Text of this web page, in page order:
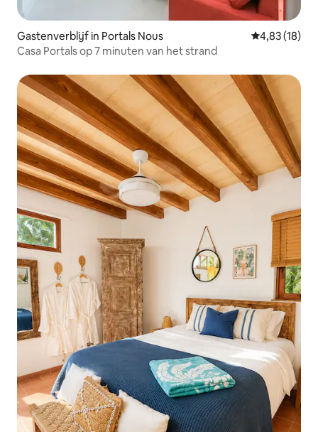
Gastenverblijf in Portals Nous Gemiddelde
4,83 (18)
Casa Portals op 7 minuten van het strand